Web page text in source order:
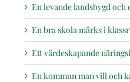
En levande landsbygd
En bra skola märks i
Ett värdeskapande
En kommun man vill och